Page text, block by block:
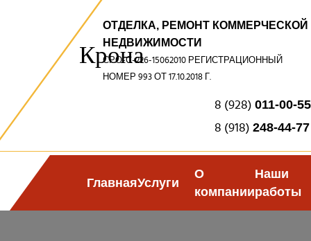
Крона
ОТДЕЛКА, РЕМОНТ КОММЕРЧЕСКОЙ
НЕДВИЖИМОСТИ
СРО-С-226-15062010 РЕГИСТРАЦИОННЫЙ
НОМЕР 993 ОТ 17.10.2018 Г.
8 (928) 011-00-55
8 (918) 248-44-77
ГлавнаяУслуги
О
компании
Наши
работы